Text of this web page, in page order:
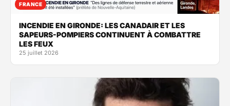
FRANCE
INCENDIE EN GIRONDE: LES CANADAIR ET LES
SAPEURS-POMPIERS CONTINUENT À COMBATTRE
LES FEUX
25 juillet 2026